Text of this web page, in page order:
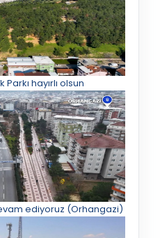
hayırlı olsun
ediyoruz (Orhangazi)